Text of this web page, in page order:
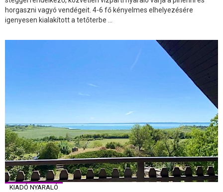
horgaszni vagyó vendégeit. 4-6 fő kényelmes elhelyezésére
igenyesen kialakított a tetőterbe ...
KIADÓ NYARALÓ